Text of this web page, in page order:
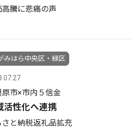
高騰に悲痛の声
みはら中央区・緑区
原市×市内５信金
活性化へ連携
さと納税返礼品拡充